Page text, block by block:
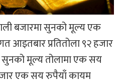
बजारमा सुनको मूल्य एक
प्रतितोला ९२ हजार
सुनको मूल्य तोलामा एक सय
एक सय रुपैयाँ कायम